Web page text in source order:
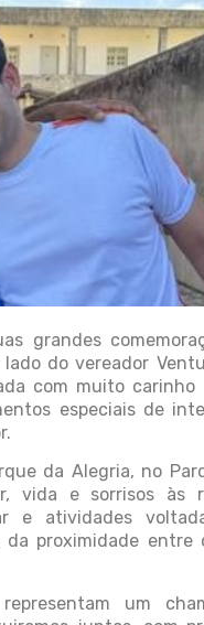
grandes
do vereador
com muito carinho
especiais de
da Alegria, no
vida e sorrisos às
e atividades
proximidade entre
um